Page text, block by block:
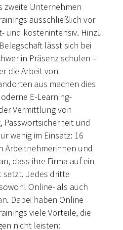
zweite Unternehmen
ausschließlich vor
und kostenintensiv. Hinzu
lässt sich bei
in Präsenz schulen –
die Arbeit von
aus machen dies
E-Learning-
Vermittlung von
Passwortsicherheit und
wenig im Einsatz: 16
Arbeitnehmerinnen und
dass ihre Firma auf ein
setzt. Jedes dritte
Online- als auch
Dabei haben Online
viele Vorteile, die
nicht leisten: